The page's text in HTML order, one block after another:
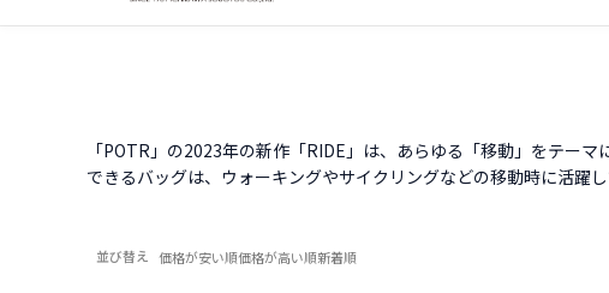
「POTR」の2023年の新作「RIDE」は、あらゆる「移動」をテー
できるバッグは、ウォーキングやサイクリングなどの移動時に活躍し
並び替え 価格が安い順価格が高い順新着順